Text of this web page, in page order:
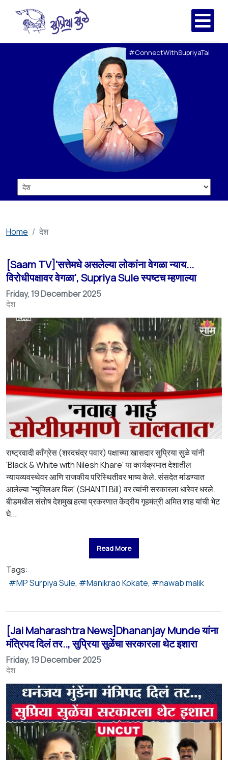
#ConnectWithSupriyaTai
Home देश
[Saam TV]'सत्तेमधे असलेल्या लोकांना वेगळा न्याय...
विरोधीपक्षावर वेगळा', Supriya Sule स्पष्टच म्हणाल्या
Friday, 19 December 2025
देश
राष्ट्रवादी काँग्रेस (शरदचंद्र पवार) पक्षाच्या खासदार सुप्रिया सुळे यांनी
'Black & White with Nilesh Khare' या कार्यक्रमात देशातील
न्यायव्यवस्थेवर आणि राजकीय परिस्थितीवर भाष्य केले. संसदेत मांडण्यात
आलेल्या 'न्युक्लिअर बिल' (SHANTI Bill) वर त्यांनी सरकारला धारेवर धरले.
बीडमधील संतोष देशमुख हत्या प्रकरणात केंद्रीय गृहमंत्री अमित शाह यांची भेट
घे...
Read More
Tags:
MP Surpiya Sule
Manikrao Kokate nawab malik
[Jai Maharashtra News]Dhananjay Munde यांना
मंत्रिपद दिलं तर.., सुप्रिया सुळेंचा सरकारला थेट इशारा
Friday, 19 December 2025
देश